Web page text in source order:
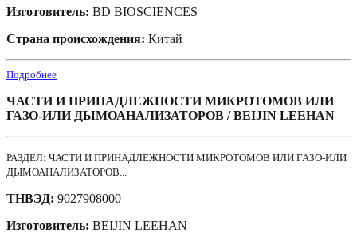
Изготовитель: BD BIOSCIENCES
Страна происхождения: Китай
Подробнее
ЧАСТИ И ПРИНАДЛЕЖНОСТИ МИКРОТОМОВ ИЛИ
ГАЗО-ИЛИ ДЫМОАНАЛИЗАТОРОВ / BEIJIN LEEHAN
РАЗДЕЛ: ЧАСТИ И ПРИНАДЛЕЖНОСТИ МИКРОТОМОВ ИЛИ ГАЗО-ИЛИ
ДЫМОАНАЛИЗАТОРОВ...
ТНВЭД: 9027908000
Изготовитель: BEIJIN LEEHAN